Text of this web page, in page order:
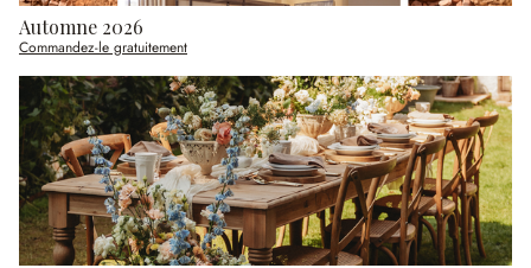
Automne 2026
Commandez-le gratuitement